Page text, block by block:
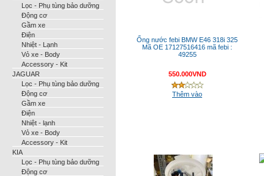
Lọc - Phụ tùng bảo dưỡng
Động cơ
Gầm xe
Điện
Nhiệt - Lạnh
Vỏ xe - Body
Accessory - Kit
JAGUAR
Lọc - Phụ tùng bảo dưỡng
Động cơ
Gầm xe
Điện
Nhiệt - lạnh
Vỏ xe - Body
Accessory - Kit
KIA
Lọc - Phụ tùng bảo dưỡng
Động cơ
Ống nước febi BMW E46 318i 325
Mã OE 17127516416 mã febi :
49255
550.000VND
Thêm vào